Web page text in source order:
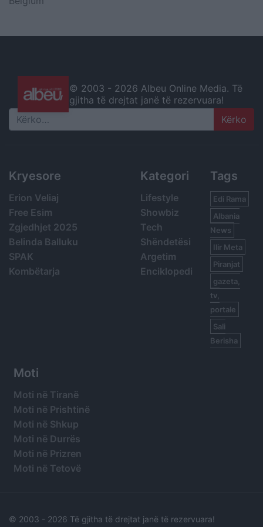
© 2003 - 2026 Albeu Online Media. Të
gjitha të drejtat janë të rezervuara!
Search
Kryesore
Erion Veliaj
Free Esim
Zgjedhjet 2025
Belinda Balluku
SPAK
Kombëtarja
Kategori
Lifestyle
Showbiz
Tech
Shëndetësi
Argetim
Enciklopedi
Tags
Edi Rama
Albania
News
Ilir Meta
Piranjat
gazeta,
tv,
portale
Sali
Berisha
Moti
Moti në Tiranë
Moti në Prishtinë
Moti në Shkup
Moti në Durrës
Moti në Prizren
Moti në Tetovë
© 2003 - 2026 Të gjitha të drejtat janë të rezervuara!